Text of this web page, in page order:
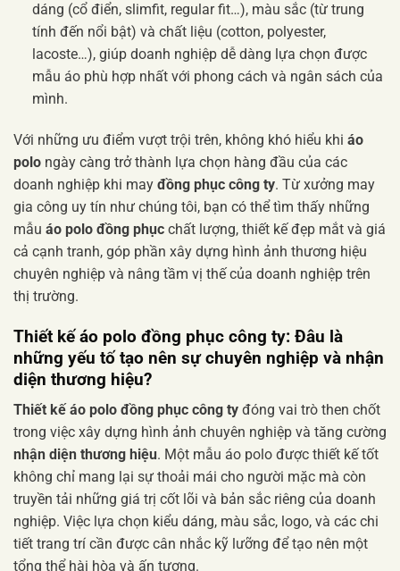
dáng (cổ điển, slimfit, regular fit…), màu sắc (từ trung
tính đến nổi bật) và chất liệu (cotton, polyester,
lacoste…), giúp doanh nghiệp dễ dàng lựa chọn được
mẫu áo phù hợp nhất với phong cách và ngân sách của
mình.
Với những ưu điểm vượt trội trên, không khó hiểu khi áo
polo ngày càng trở thành lựa chọn hàng đầu của các
doanh nghiệp khi may đồng phục công ty. Từ xưởng may
gia công uy tín như chúng tôi, bạn có thể tìm thấy những
mẫu áo polo đồng phục chất lượng, thiết kế đẹp mắt và giá
cả cạnh tranh, góp phần xây dựng hình ảnh thương hiệu
chuyên nghiệp và nâng tầm vị thế của doanh nghiệp trên
thị trường.
Thiết kế áo polo đồng phục công ty: Đâu là
những yếu tố tạo nên sự chuyên nghiệp và nhận
diện thương hiệu?
Thiết kế áo polo đồng phục công ty đóng vai trò then chốt
trong việc xây dựng hình ảnh chuyên nghiệp và tăng cường
nhận diện thương hiệu. Một mẫu áo polo được thiết kế tốt
không chỉ mang lại sự thoải mái cho người mặc mà còn
truyền tải những giá trị cốt lõi và bản sắc riêng của doanh
nghiệp. Việc lựa chọn kiểu dáng, màu sắc, logo, và các chi
tiết trang trí cần được cân nhắc kỹ lưỡng để tạo nên một
tổng thể hài hòa và ấn tượng.